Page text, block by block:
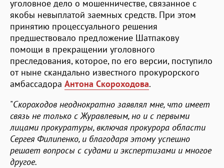
уголовное дело о мошенничестве, связанное с
якобы невыплатой заемных средств. При этом
принятию процессуального решения
предшествовало предложение Шатпакову
помощи в прекращении уголовного
преследования, которое, по его версии, поступило
от ныне скандально известного прокурорского
амбассадора Антона Скороходова.
"Скороходов неоднократно заявлял мне, что имеет
связь не только с Журавлевым, но и с первыми
лицами прокуратуры, включая прокурора области
Сергея Филипенко, и благодаря этому успешно
решает вопросы с судами и экспертизами и многое
другое.